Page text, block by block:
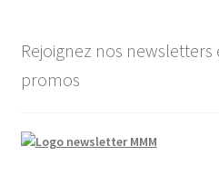
Rejoignez nos
promos